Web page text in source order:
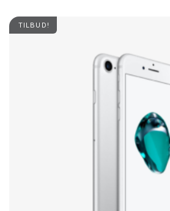
TILBUD!